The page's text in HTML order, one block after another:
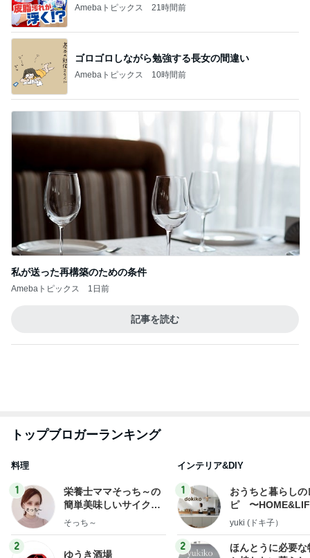
Amebaトピックス 10時間前
私が送った再構築のための条件
Amebaトピックス
記事を読む
ゆうき
3
モモ母さん
3
１００均・カルデ
らりん☆のブログ
☆きらりん☆
もっと見る